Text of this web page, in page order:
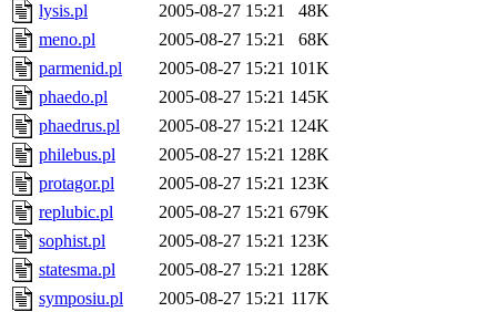
lysis.pl
2005-08-27 15:21
48K
meno.pl
2005-08-27 15:21
68K
parmenid.pl
2005-08-27 15:21 101K
phaedo.pl
2005-08-27 15:21 145K
phaedrus.pl
2005-08-27 15:21 124K
philebus.pl
2005-08-27 15:21 128K
protagor.pl
2005-08-27 15:21 123K
replubic.pl
2005-08-27 15:21 679K
sophist.pl
2005-08-27 15:21 123K
statesma.pl
2005-08-27 15:21 128K
symposiu.pl
2005-08-27 15:21 117K